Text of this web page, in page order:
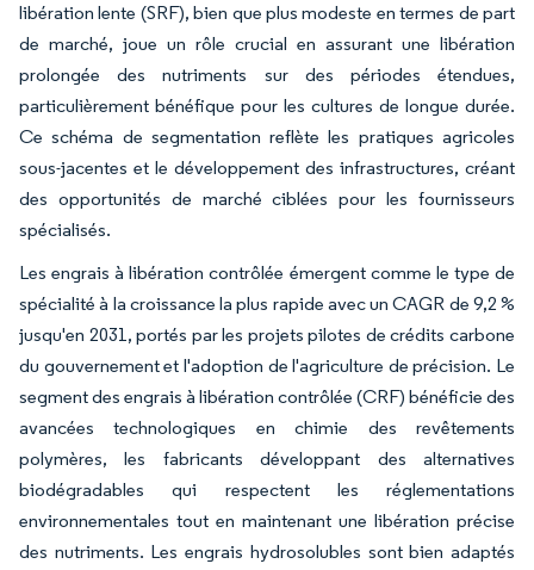
libération lente (SRF), bien que plus modeste en termes de part
de marché, joue un rôle crucial en assurant une libération
prolongée des nutriments sur des périodes étendues,
particulièrement bénéfique pour les cultures de longue durée.
Ce schéma de segmentation reflète les pratiques agricoles
sous-jacentes et le développement des infrastructures, créant
des opportunités de marché ciblées pour les fournisseurs
spécialisés.
Les engrais à libération contrôlée émergent comme le type de
spécialité à la croissance la plus rapide avec un CAGR de 9,2 %
jusqu'en 2031, portés par les projets pilotes de crédits carbone
du gouvernement et l'adoption de l'agriculture de précision. Le
segment des engrais à libération contrôlée (CRF) bénéficie des
avancées technologiques en chimie des revêtements
polymères, les fabricants développant des alternatives
biodégradables qui respectent les réglementations
environnementales tout en maintenant une libération précise
des nutriments. Les engrais hydrosolubles sont bien adaptés